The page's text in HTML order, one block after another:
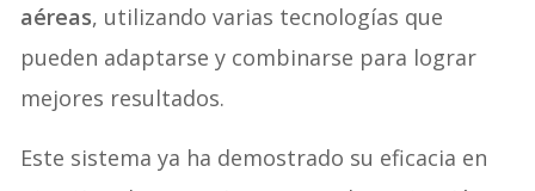
aéreas, utilizando varias tecnologías que
pueden adaptarse y combinarse para lograr
mejores resultados.
Este sistema ya ha demostrado su eficacia en